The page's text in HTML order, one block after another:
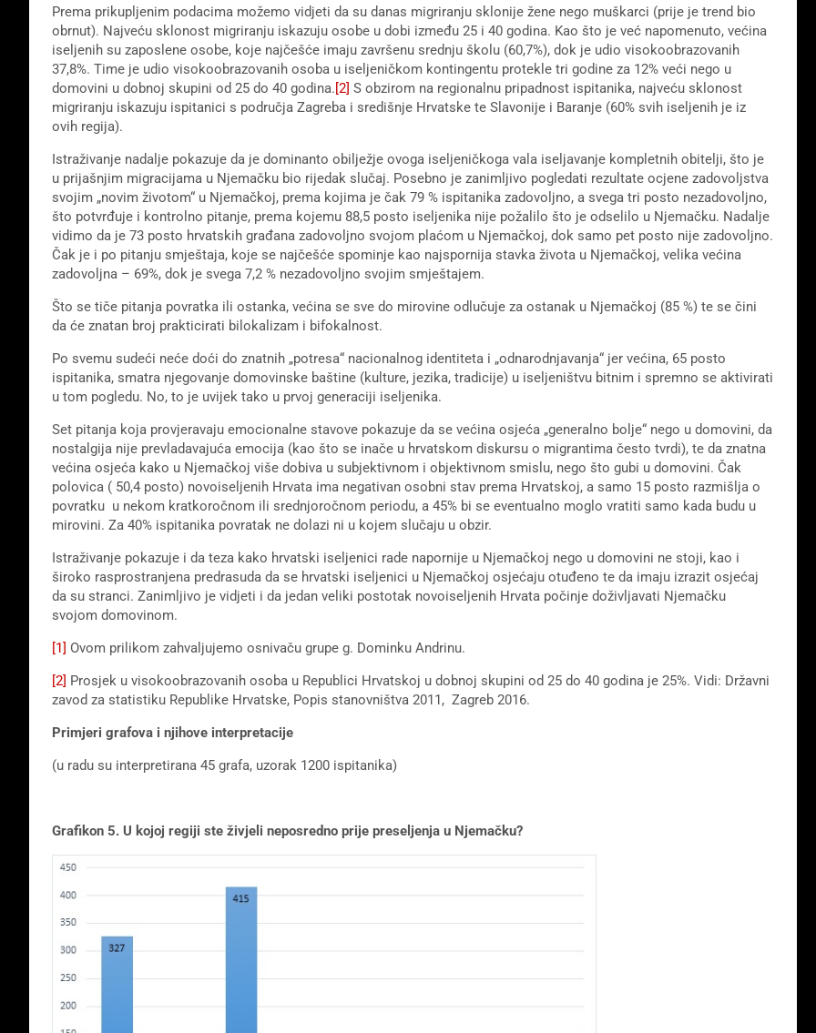
Prema prikupljenim podacima možemo vidjeti da su danas migriranju sklonije žene nego muškarci (prije je trend bio
obrnut). Najveću sklonost migriranju iskazuju osobe u dobi između 25 i 40 godina. Kao što je već napomenuto, većina
iseljenih su zaposlene osobe, koje najčešće imaju završenu srednju školu (60,7%), dok je udio visokoobrazovanih
37,8%. Time je udio visokoobrazovanih osoba u iseljeničkom kontingentu protekle tri godine za 12% veći nego u
domovini u dobnoj skupini od 25 do 40 godina.[2] S obzirom na regionalnu pripadnost ispitanika, najveću sklonost
migriranju iskazuju ispitanici s područja Zagreba i središnje Hrvatske te Slavonije i Baranje (60% svih iseljenih je iz
ovih regija).
Istraživanje nadalje pokazuje da je dominanto obilježje ovoga iseljeničkoga vala iseljavanje kompletnih obitelji, što je
u prijašnjim migracijama u Njemačku bio rijedak slučaj. Posebno je zanimljivo pogledati rezultate ocjene zadovoljstva
svojim „novim životom“ u Njemačkoj, prema kojima je čak 79 % ispitanika zadovoljno, a svega tri posto nezadovoljno,
što potvrđuje i kontrolno pitanje, prema kojemu 88,5 posto iseljenika nije požalilo što je odselilo u Njemačku. Nadalje
vidimo da je 73 posto hrvatskih građana zadovoljno svojom plaćom u Njemačkoj, dok samo pet posto nije zadovoljno.
Čak je i po pitanju smještaja, koje se najčešće spominje kao najspornija stavka života u Njemačkoj, velika većina
zadovoljna – 69%, dok je svega 7,2 % nezadovoljno svojim smještajem.
Što se tiče pitanja povratka ili ostanka, većina se sve do mirovine odlučuje za ostanak u Njemačkoj (85 %) te se čini
da će znatan broj prakticirati bilokalizam i bifokalnost.
Po svemu sudeći neće doći do znatnih „potresa“ nacionalnog identiteta i „odnarodnjavanja“ jer većina, 65 posto
ispitanika, smatra njegovanje domovinske baštine (kulture, jezika, tradicije) u iseljeništvu bitnim i spremno se aktivirati
u tom pogledu. No, to je uvijek tako u prvoj generaciji iseljenika.
Set pitanja koja provjeravaju emocionalne stavove pokazuje da se većina osjeća „generalno bolje“ nego u domovini, da
nostalgija nije prevladavajuća emocija (kao što se inače u hrvatskom diskursu o migrantima često tvrdi), te da znatna
većina osjeća kako u Njemačkoj više dobiva u subjektivnom i objektivnom smislu, nego što gubi u domovini. Čak
polovica ( 50,4 posto) novoiseljenih Hrvata ima negativan osobni stav prema Hrvatskoj, a samo 15 posto razmišlja o
povratku u nekom kratkoročnom ili srednjoročnom periodu, a 45% bi se eventualno moglo vratiti samo kada budu u
mirovini. Za 40% ispitanika povratak ne dolazi ni u kojem slučaju u obzir.
Istraživanje pokazuje i da teza kako hrvatski iseljenici rade napornije u Njemačkoj nego u domovini ne stoji, kao i
široko rasprostranjena predrasuda da se hrvatski iseljenici u Njemačkoj osjećaju otuđeno te da imaju izrazit osjećaj
da su stranci. Zanimljivo je vidjeti i da jedan veliki postotak novoiseljenih Hrvata počinje doživljavati Njemačku
svojom domovinom.
[1] Ovom prilikom zahvaljujemo osnivaču grupe g. Dominku Andrinu.
[2] Prosjek u visokoobrazovanih osoba u Republici Hrvatskoj u dobnoj skupini od 25 do 40 godina je 25%. Vidi: Državni
zavod za statistiku Republike Hrvatske, Popis stanovništva 2011, Zagreb 2016.
Primjeri grafova i njihove interpretacije
(u radu su interpretirana 45 grafa, uzorak 1200 ispitanika)
Grafikon 5. U kojoj regiji ste živjeli neposredno prije preseljenja u Njemačku?